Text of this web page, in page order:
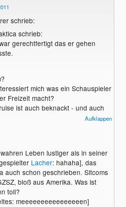
schrieb:
schrieb:
gerechtfertigt das er gehen
mich was ein Schauspieler
Freizeit macht?
ist auch beknackt - und auch
ist Charlie gut, und das
für mich.
Aufklappen
Leben lustiger als in seiner
Lacher: hahaha], das
auch schon geschrieben. Sitcoms
bloß aus Amerika. Was ist
toll?
meeeeeeeeeeeeeeeen]